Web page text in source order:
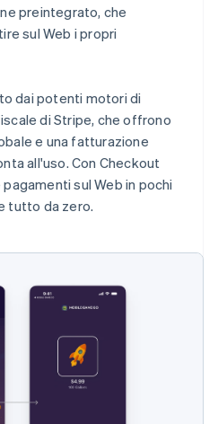
preintegrato, che
sul Web i propri
dai potenti motori di
di Stripe, che offrono
e una fatturazione
all'uso. Con Checkout
sul Web in pochi
tutto da zero.